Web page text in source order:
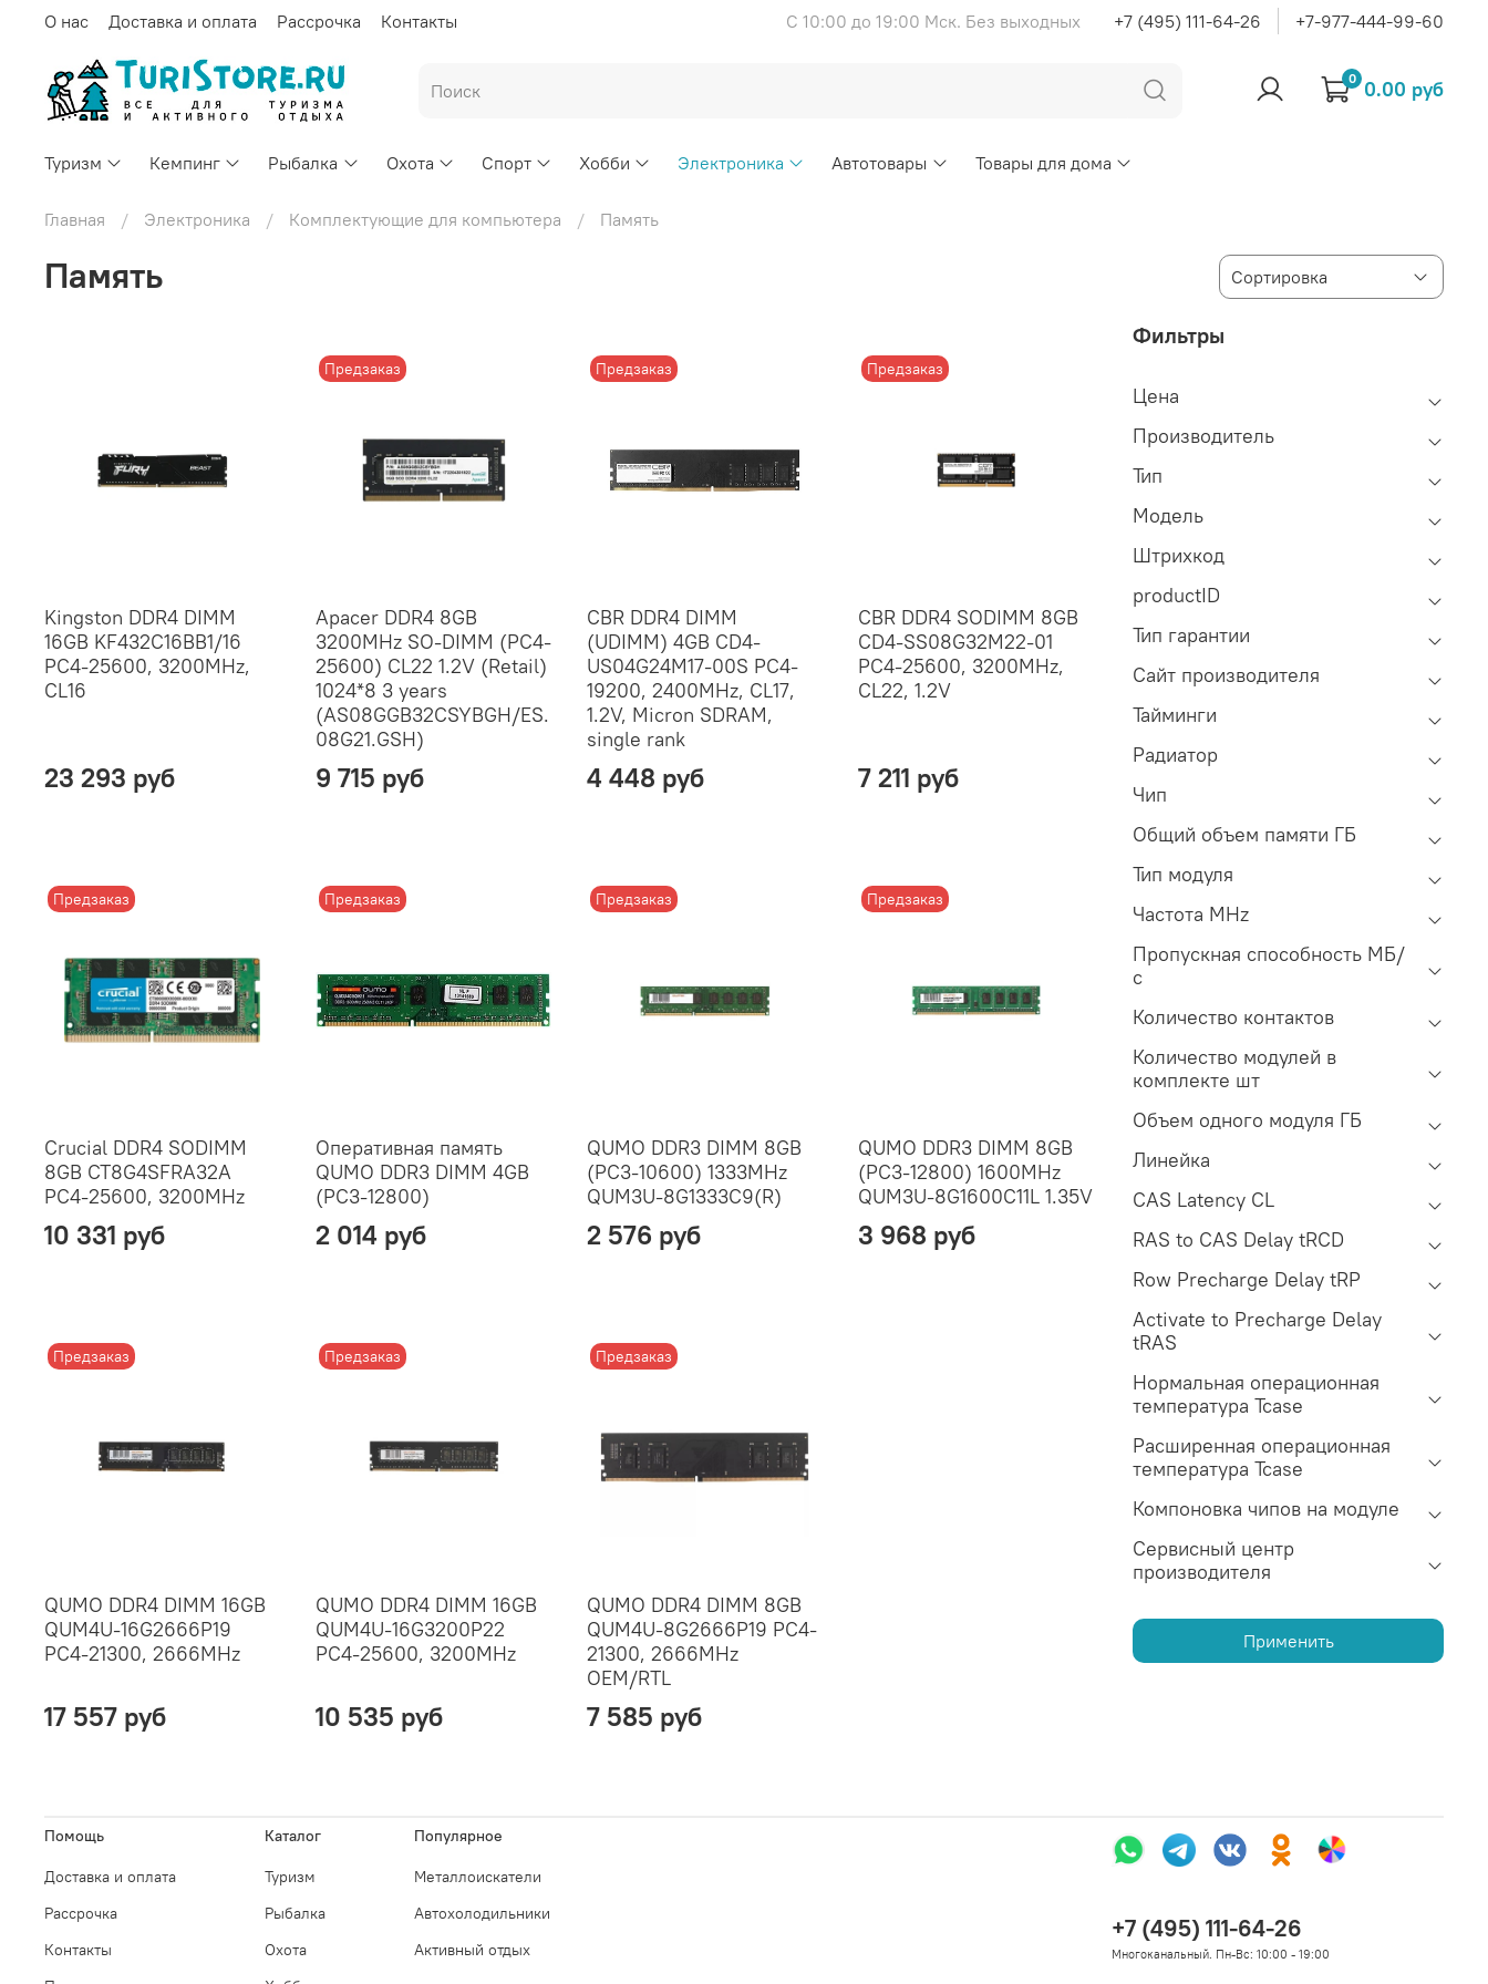
О нас Доставка и оплата Рассрочка Контакты С 10:00 до 19:00 Мск. Без выходных +7 (495) 111-64-26 +7-977-444-99-60
0 0.00 руб
Туризм Кемпинг Рыбалка Охота Спорт Хобби Электроника Автотовары Товары для дома
Главная Электроника Комплектующие для компьютера Память
Память
Kingston DDR4 DIMM
16GB KF432C16BB1/16
PC4-25600, 3200MHz,
CL16
23 293 руб
Предзаказ
Apacer DDR4 8GB
3200MHz SO-DIMM (PC4-
25600) CL22 1.2V (Retail)
1024*8 3 years
(AS08GGB32CSYBGH/ES.
08G21.GSH)
9 715 руб
Предзаказ
CBR DDR4 DIMM
(UDIMM) 4GB CD4-
US04G24M17-00S PC4-
19200, 2400MHz, CL17,
1.2V, Micron SDRAM,
single rank
4 448 руб
Предзаказ
CBR DDR4 SODIMM 8GB
CD4-SS08G32M22-01
PC4-25600, 3200MHz,
CL22, 1.2V
7 211 руб
Предзаказ
Crucial DDR4 SODIMM
8GB CT8G4SFRA32A
PC4-25600, 3200MHz
10 331 руб
Предзаказ
Оперативная память
QUMO DDR3 DIMM 4GB
(PC3-12800)
2 014 руб
Предзаказ
QUMO DDR3 DIMM 8GB
(PC3-10600) 1333MHz
QUM3U-8G1333C9(R)
2 576 руб
Предзаказ
QUMO DDR3 DIMM 8GB
(PC3-12800) 1600MHz
QUM3U-8G1600C11L 1.35V
3 968 руб
Предзаказ
QUMO DDR4 DIMM 16GB
QUM4U-16G2666P19
PC4-21300, 2666MHz
17 557 руб
Предзаказ
QUMO DDR4 DIMM 16GB
QUM4U-16G3200P22
PC4-25600, 3200MHz
10 535 руб
Предзаказ
QUMO DDR4 DIMM 8GB
QUM4U-8G2666P19 PC4-
21300, 2666MHz
OEM/RTL
7 585 руб
Фильтры
Цена
Производитель
Тип
Модель
Штрихкод
productID
Тип гарантии
Сайт производителя
Тайминги
Радиатор
Чип
Общий объем памяти ГБ
Тип модуля
Частота MHz
Пропускная способность МБ/
с
Количество контактов
Количество модулей в
комплекте шт
Объем одного модуля ГБ
Линейка
CAS Latency CL
RAS to CAS Delay tRCD
Row Precharge Delay tRP
Activate to Precharge Delay
tRAS
Нормальная операционная
температура Tcase
Расширенная операционная
температура Tcase
Компоновка чипов на модуле
Сервисный центр
производителя
Применить
Помощь
Доставка и оплата
Рассрочка
Контакты
Каталог
Туризм
Рыбалка
Охота
Популярное
Металлоискатели
Автохолодильники
Активный отдых
+7 (495) 111-64-26
Многоканальный. Пн-Вс: 10:00 - 19:00